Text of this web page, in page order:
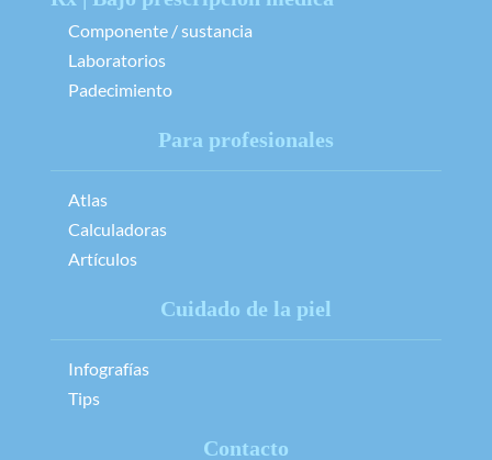
Componente / sustancia
Laboratorios
Padecimiento
Para profesionales
Atlas
Calculadoras
Artículos
Cuidado de la piel
Infografías
Tips
Contacto